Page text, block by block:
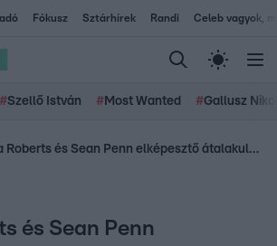
Fókusz Sztárhírek Randi Celeb vagyok,
#Szellő István # Most Wanted #Gallusz
Julia Roberts és Sean Penn elképesztő átalakuláson ment keresztül a Watergate-botrányról szóló sorozat kedvéért
és Sean Penn